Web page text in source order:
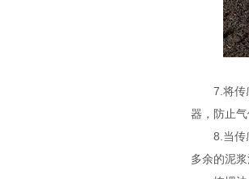
7.将传感
器，防止
8.当传感
多余的泥